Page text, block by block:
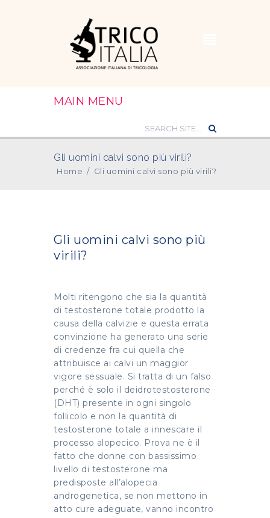
MAIN MENU
Gli uomini calvi sono più virili?
Home / Gli uomini calvi sono più virili?
Gli uomini calvi sono più
virili?
Molti ritengono che sia la quantità
di testosterone totale prodotto la
causa della calvizie e questa errata
convinzione ha generato una serie
di credenze fra cui quella che
attribuisce ai calvi un maggior
vigore sessuale. Si tratta di un falso
perché è solo il deidrotestosterone
(DHT) presente in ogni singolo
follicolo e non la quantità di
testosterone totale a innescare il
processo alopecico. Prova ne è il
fatto che donne con bassissimo
livello di testosterone ma
predisposte all’alopecia
androgenetica, se non mettono in
atto cure adeguate, vanno incontro